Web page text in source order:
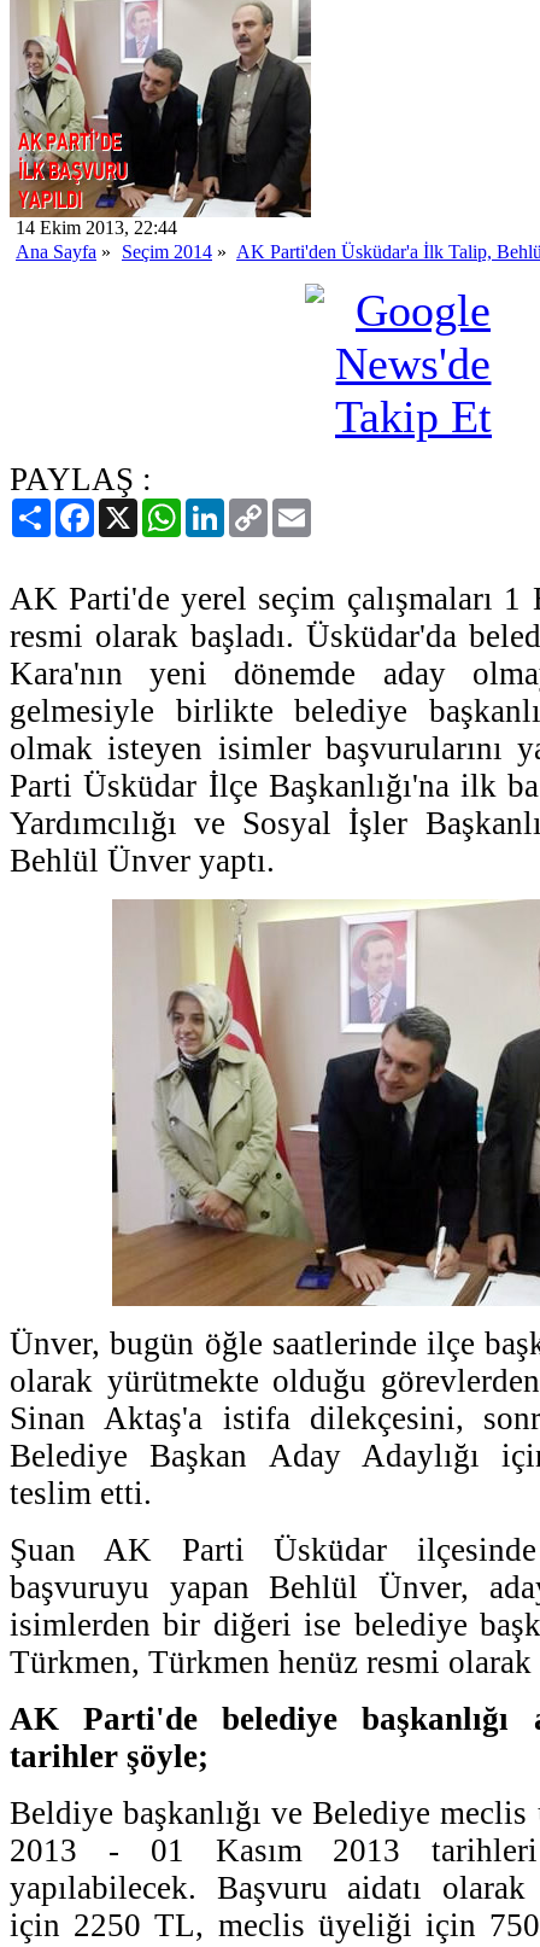
14 Ekim 2013, 22:44
Ana Sayfa » Seçim 2014 » AK Parti'den Üsküdar'a İlk Talip,
PAYLAŞ :
PaylaşFacebook
X WhatsAppLinkedIn
Copy
Link
AK Parti'de yerel seçim çalışmaları
resmi olarak başladı. Üsküdar'da
Kara'nın yeni dönemde aday
gelmesiyle birlikte belediye
olmak isteyen isimler başvurularını
Parti Üsküdar İlçe Başkanlığı'na ilk
Yardımcılığı ve Sosyal İşler
Behlül Ünver yaptı.
Ünver, bugün öğle saatlerinde ilçe
olarak yürütmekte olduğu
Sinan Aktaş'a istifa dilekçesini,
Belediye Başkan Aday Adaylığı
teslim etti.
Şuan AK Parti Üsküdar
başvuruyu yapan Behlül Ünver,
isimlerden bir diğeri ise belediye
Türkmen, Türkmen henüz resmi olarak
AK Parti'de belediye başkanlığı
tarihler şöyle;
Beldiye başkanlığı ve Belediye
2013 - 01 Kasım 2013 tarihleri
yapılabilecek. Başvuru aidatı olarak
için 2250 TL, meclis üyeliği için